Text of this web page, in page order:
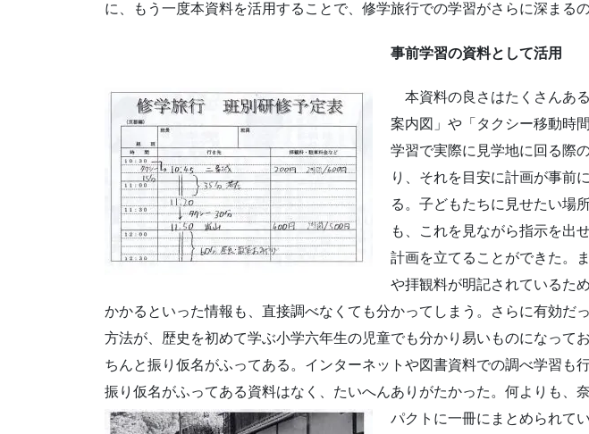
に、もう一度本資料を活用することで、修学旅行での学習がさらに深まる
事前学習の資料として活用
本資料の良さはたくさんあ
案内図」や「タクシー移動時
学習で実際に見学地に回る際
り、それを目安に計画が事前
る。子どもたちに見せたい場
も、これを見ながら指示を出
計画を立てることができた。
や拝観料が明記されているた
かかるといった情報も、直接調べなくても分かってしまう。さらに有効だ
方法が、歴史を初めて学ぶ小学六年生の児童でも分かり易いものになって
ちんと振り仮名がふってある。インターネットや図書資料での調べ学習も
振り仮名がふってある資料はなく、たいへんありがたかった。何よりも、
パクトに一冊にまとめられて